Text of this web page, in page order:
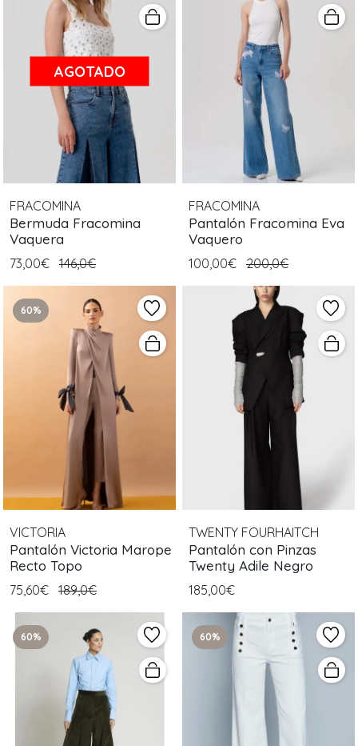
AGOTADO
FRACOMINA
Bermuda Fracomina
Vaquera
73,00€ 146,0€
FRACOMINA
Pantalón Fracomina Eva
Vaquero
100,00€ 200,0€
60%
VICTORIA
Pantalón Victoria Marope
Recto Topo
75,60€ 189,0€
TWENTY FOURHAITCH
Pantalón con Pinzas
Twenty Adile Negro
185,00€
60% 60%